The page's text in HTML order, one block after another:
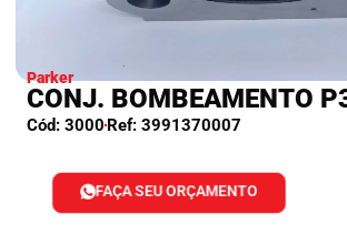
Parker
CONJ. BOMBEAMENTO
Cód: 3000 Ref: 3991370007
FAÇA SEU ORÇAMENTO